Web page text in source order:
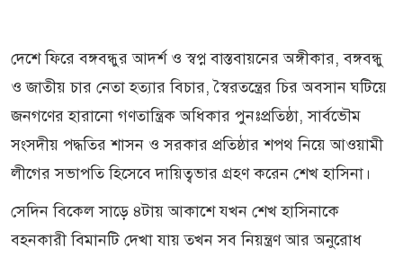
দেশে ফিরে বঙ্গবন্ধুর আদর্শ ও স্বপ্ন বাস্তবায়নের অঙ্গীকার, বঙ্গবন্ধু
ও জাতীয় চার নেতা হত্যার বিচার, স্বৈরতন্ত্রের চির অবসান ঘটিয়ে
জনগণের হারানো গণতান্ত্রিক অধিকার পুনঃপ্রতিষ্ঠা, সার্বভৌম
সংসদীয় পদ্ধতির শাসন ও সরকার প্রতিষ্ঠার শপথ নিয়ে আওয়ামী
লীগের সভাপতি হিসেবে দায়িত্বভার গ্রহণ করেন শেখ হাসিনা।
সেদিন বিকেল সাড়ে ৪টায় আকাশে যখন শেখ হাসিনাকে
বহনকারী বিমানটি দেখা যায় তখন সব নিয়ন্ত্রণ আর অনুরোধ